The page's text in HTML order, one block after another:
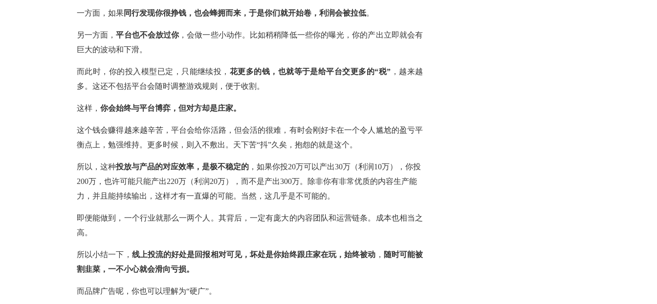
一方面，如果同行发现你很挣钱，也会蜂拥而来，于是你们就开始卷，利润会被拉低。
另一方面，平台也不会放过你，会做一些小动作。比如稍稍降低一些你的曝光，你的产出立即就会有
巨大的波动和下滑。
而此时，你的投入模型已定，只能继续投， 花更多的钱，也就等于是给平台交更多的“税” ，越来越
多。这还不包括平台会随时调整游戏规则，便于收割。
这样， 你会始终与平台博弈，但对方却是庄家。
这个钱会赚得越来越辛苦，平台会给你活路，但会活的很难，有时会刚好卡在一个令人尴尬的盈亏平
衡点上，勉强维持。更多时候，则入不敷出。天下苦“抖”久矣，抱怨的就是这个。
所以，这种投放与产品的对应效率，是极不稳定的 ，如果你投20万可以产出30万（利润10万），你投
200万，也许可能只能产出220万（利润20万），而不是产出300万。除非你有非常优质的内容生产能
力，并且能持续输出，这样才有一直爆的可能。当然，这几乎是不可能的。
即便能做到，一个行业就那么一两个人。其背后，一定有庞大的内容团队和运营链条。成本也相当之
高。
所以小结一下， 线上投流的好处是回报相对可见，坏处是你始终跟庄家在玩，始终被动 ， 随时可能被
割韭菜，一不小心就会滑向亏损。
而品牌广告呢，你也可以理解为“硬广”。